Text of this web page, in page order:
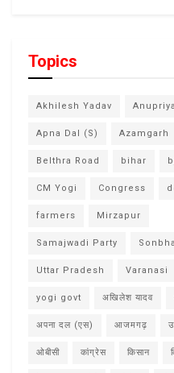
Topics
Akhilesh Yadav
Apna Dal (S) Azamgarh
Belthra Road bihar
CM Yogi Congress
farmers Mirzapur
Samajwadi Party
Uttar Pradesh Varanasi
yogi govt अखिलेश यादव
अपना दल (एस) आजमगढ़
ओबीसी कांग्रेस किसान